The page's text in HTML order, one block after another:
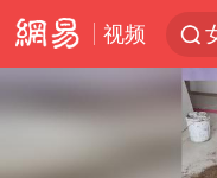
视频